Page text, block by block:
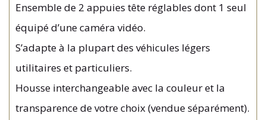
Ensemble de 2 appuies tête réglables dont 1 seul
équipé d’une caméra vidéo.
S’adapte à la plupart des véhicules légers
utilitaires et particuliers.
Housse interchangeable avec la couleur et la
transparence de votre choix (vendue séparément).